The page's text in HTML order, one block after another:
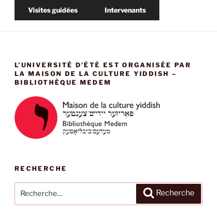
Visites guidées Intervenants
L’UNIVERSITÉ D’ÉTÉ EST ORGANISÉE PAR
LA MAISON DE LA CULTURE YIDDISH –
BIBLIOTHÈQUE MEDEM
RECHERCHE
Recherche
Recherche